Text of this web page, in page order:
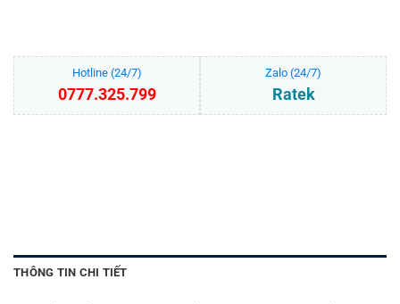
Hotline (24/7)
0777.325.799
Zalo (24/7)
Ratek
THÔNG TIN CHI TIẾT